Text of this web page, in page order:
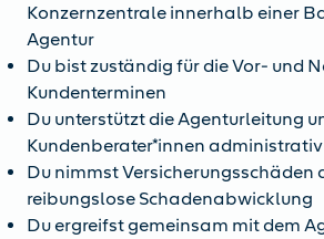
Konzernzentrale innerhalb einer
Agentur
Du bist zuständig für die Vor- und
Kundenterminen
Du unterstützt die Agenturleitung
Kundenberater*innen administrativ
Du nimmst Versicherungsschäden
reibungslose Schadenabwicklung
Du ergreifst gemeinsam mit dem